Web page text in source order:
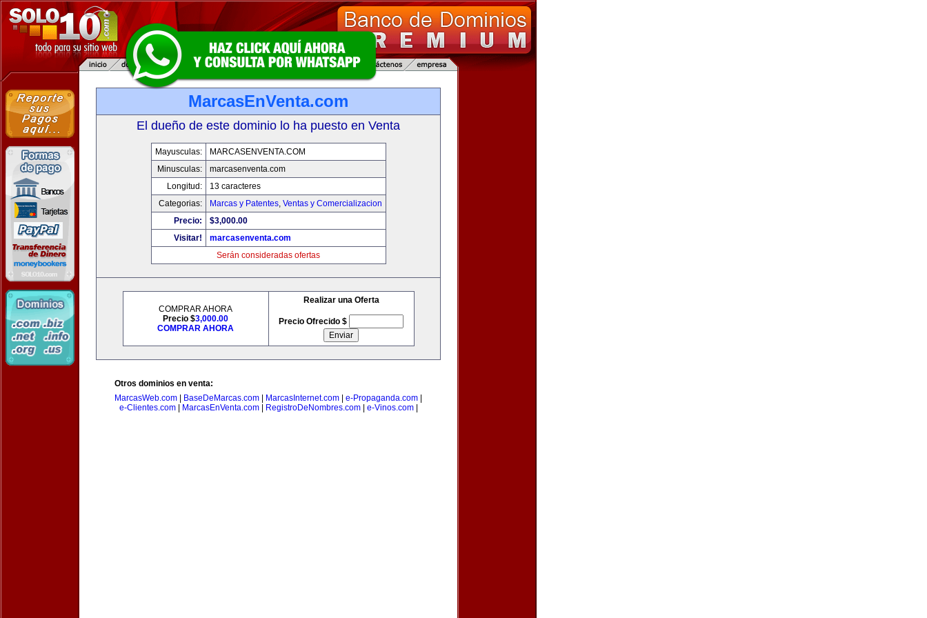
MarcasEnVenta.com
El dueño de este dominio lo ha puesto en Venta
Mayusculas:
MARCASENVENTA.COM
Minusculas:
marcasenventa.com
Longitud:
13 caracteres
Categorias:
Marcas y Patentes, Ventas y Comercializacion
Precio:
$3,000.00
Visitar!
marcasenventa.com
Serán consideradas ofertas
COMPRAR AHORA
Precio $3,000.00
COMPRAR AHORA
Realizar una Oferta
Precio Ofrecido $
Otros dominios en venta:
MarcasWeb.com
BaseDeMarcas.com MarcasInternet.com e-Propaganda.com
e-Clientes.com| MarcasEnVenta.com| RegistroDeNombres.com| e-Vinos.com|